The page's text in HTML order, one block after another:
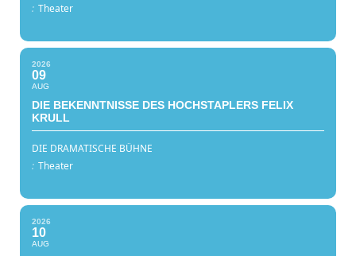
: Theater
2026
09
AUG
DIE BEKENNTNISSE DES HOCHSTAPLERS FELIX
KRULL
DIE DRAMATISCHE BÜHNE
: Theater
2026
10
AUG